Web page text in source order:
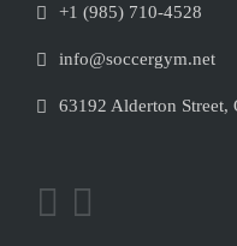
+1 (985) 710-4528
info@soccergym.net
63192 Alderton Street,